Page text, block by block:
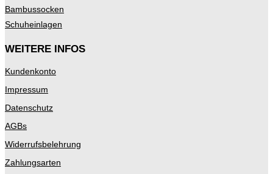
Bambussocken
Schuheinlagen
WEITERE INFOS
Kundenkonto
Impressum
Datenschutz
AGBs
Widerrufsbelehrung
Zahlungsarten